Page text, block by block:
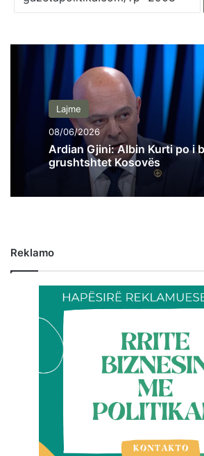
Lajme
08/06/2026
Ardian Gjini: Albin Kurti po i
grushtshtet Kosovës
Reklamo